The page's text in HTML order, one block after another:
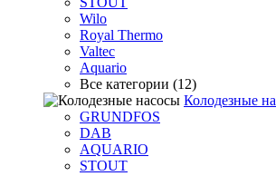
Wilo
Royal Thermo
Valtec
Aquario
Все категории (12)
Колодезные
GRUNDFOS
DAB
AQUARIO
STOUT